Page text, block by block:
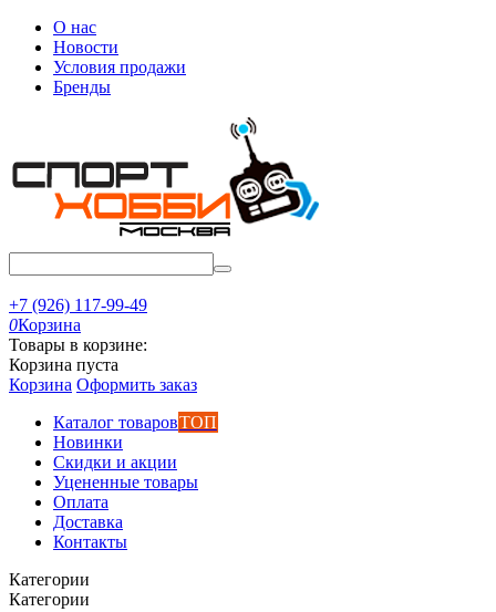
О нас
Новости
Условия продажи
Бренды
+7 (926) 117-99-49
0Корзина
Товары в корзине:
Корзина пуста
Корзина Оформить заказ
Каталог товаровТОП
Новинки
Скидки и акции
Уцененные товары
Оплата
Доставка
Контакты
Категории
Категории